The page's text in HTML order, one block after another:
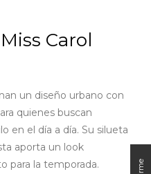
Carol
un diseño urbano con
quienes buscan
en el día a día. Su silueta
aporta un look
para la temporada.